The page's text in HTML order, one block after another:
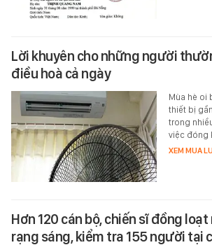
Lời khuyên cho những người
điều hoà cả ngày
Mùa hè oi
thiết bị
trong
việc đóng
XEM MUA
Hơn 120 cán bộ, chiến sĩ đồng
rạng sáng, kiểm tra 155 người tại